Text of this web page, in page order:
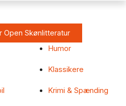
Open Skønlitteratur
Humor
Klassikere
Krimi & Spænding